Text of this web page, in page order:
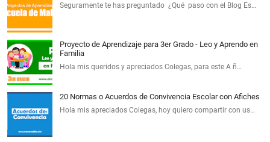
Seguramente te has preguntado ¿Qué paso con el Blog Es…
Proyecto de Aprendizaje para 3er Grado - Leo y Aprendo en
Familia
Hola mis queridos y apreciados Colegas, para este A ñ…
20 Normas o Acuerdos de Convivencia Escolar con Afiches
Hola mis apreciados Colegas, hoy quiero compartir con us…